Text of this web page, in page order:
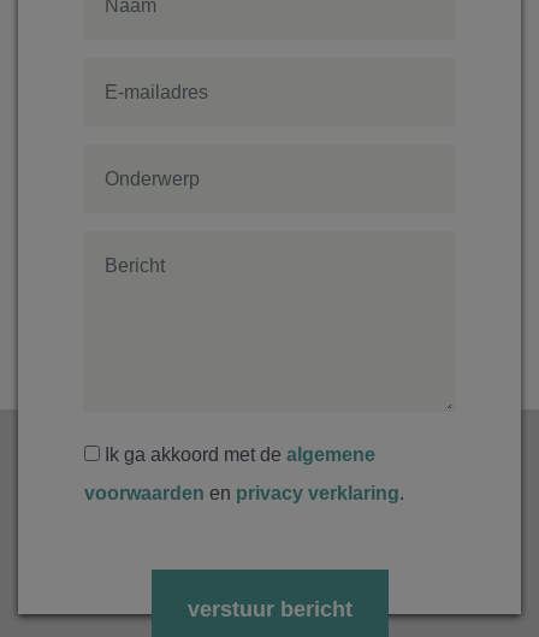
Ik ga akkoord met de algemene
voorwaarden en privacy verklaring.